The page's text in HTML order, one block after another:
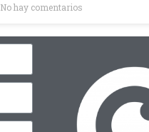
No hay comentarios